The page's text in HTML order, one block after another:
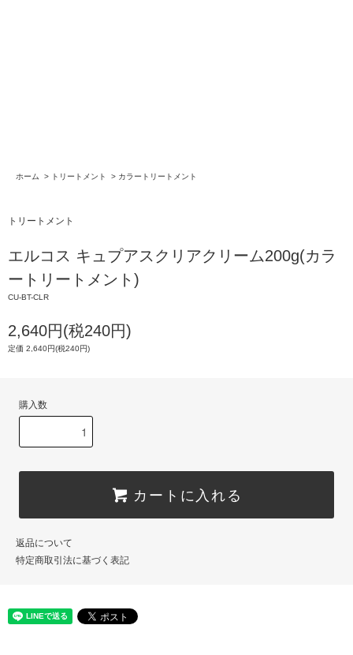
ホーム > トリートメント > カラートリートメント
トリートメント
エルコス キュプアスクリアクリーム200g(カラ
ートリートメント)
CU-BT-CLR
2,640円(税240円)
定価 2,640円(税240円)
購入数
カートに入れる
返品について
特定商取引法に基づく表記